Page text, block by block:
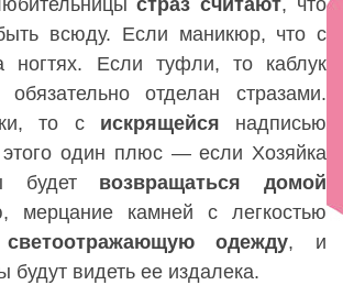
страз считают, что
всюду. Если маникюр, что с
ногтях. Если туфли, то каблук
отделан стразами.
то с искрящейся надписью
этого один плюс — если Хозяйка
будет возвращаться
домой
мерцание камней с легкостью
светоотражающую одежду, и
будут видеть ее издалека.